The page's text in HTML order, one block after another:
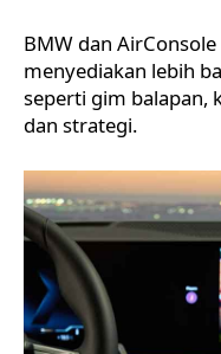
BMW dan
menyediakan lebih
seperti gim balapan,
dan strategi.